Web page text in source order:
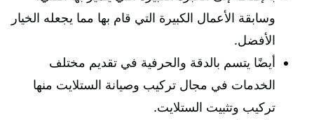
وسابقة الأعمال الكبيرة التي قام بها مما يجعله الخيار
الأفضل.
أيضًا يتسم بالدقة والحرفية في تقديم مختلف
الخدمات في مجال تركيب وصيانة الستلايت منها
تركيب وتثبيت الستلايت.